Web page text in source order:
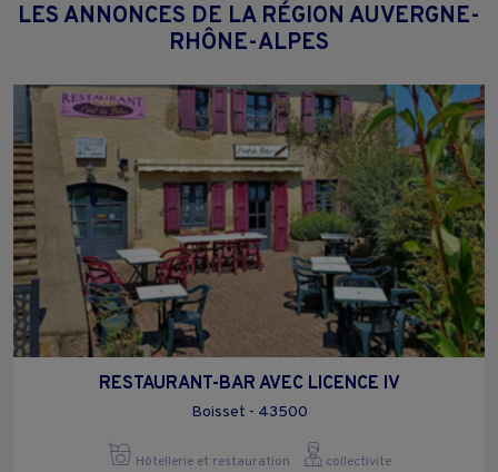
LES ANNONCES DE LA RÉGION AUVERGNE-
RHÔNE-ALPES
RESTAURANT-BAR AVEC LICENCE IV
Boisset - 43500
Hôtellerie et restauration collectivite